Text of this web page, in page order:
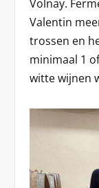
Volnay.
Valentin
trossen en
minimaal 1
witte wijnen